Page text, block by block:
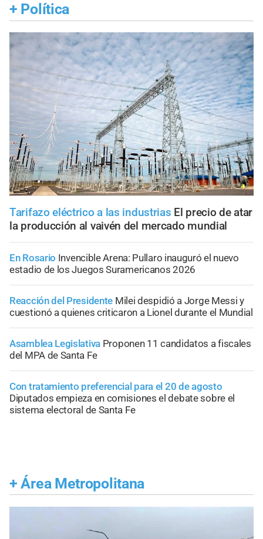
+ Política
Tarifazo eléctrico a las industrias El precio de atar
la producción al vaivén del mercado mundial
En Rosario Invencible Arena: Pullaro inauguró el nuevo
estadio de los Juegos Suramericanos 2026
Reacción del Presidente Milei despidió a Jorge Messi y
cuestionó a quienes criticaron a Lionel durante el Mundial
Asamblea Legislativa Proponen 11 candidatos a fiscales
del MPA de Santa Fe
Con tratamiento preferencial para el 20 de agosto
Diputados empieza en comisiones el debate sobre el
sistema electoral de Santa Fe
+ Área Metropolitana